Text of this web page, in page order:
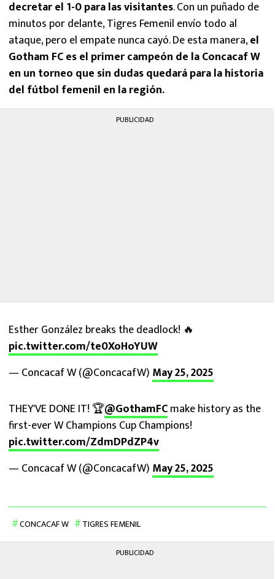
decretar el 1-0 para las visitantes. Con un puñado de
minutos por delante, Tigres Femenil envío todo al
ataque, pero el empate nunca cayó. De esta manera,el
Gotham FC es el primer campeón de la Concacaf W
en un torneo que sin dudas quedará para la historia
del fútbol femenil en la región.
PUBLICIDAD
Esther González breaks the deadlock! 🔥
pic.twitter.com/te0XoHoYUW
— Concacaf W (@ConcacafW) May 25, 2025
THEY'VE DONE IT! 🏆@GothamFCmake history as the
first-ever W Champions Cup Champions!
pic.twitter.com/ZdmDPdZP4v
— Concacaf W (@ConcacafW) May 25, 2025
CONCACAF W TIGRES FEMENIL
PUBLICIDAD